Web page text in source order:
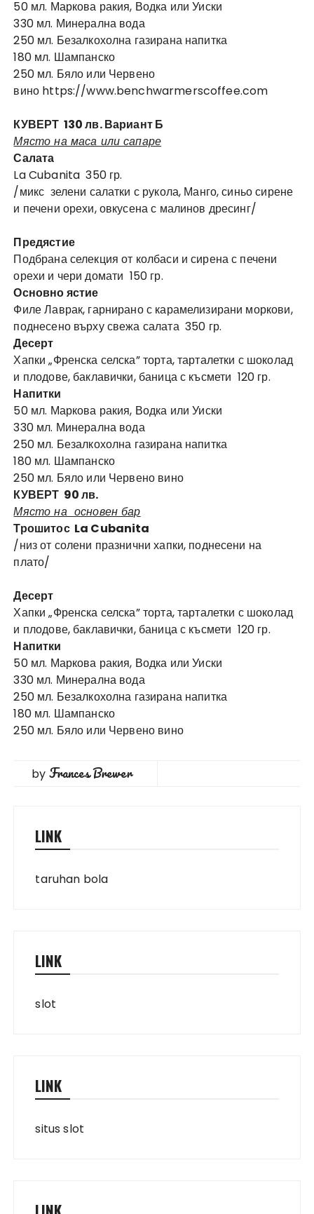
50 мл. Маркова ракия, Водка или Уиски
330 мл. Минерална вода
250 мл. Безалкохолна газирана напитка
180 мл. Шампанско
250 мл. Бяло или Червено
вино https://www.benchwarmerscoffee.com
КУВЕРТ 130 лв. Вариант Б
Място на маса или сапаре
Салата
La Cubanita 350 гр.
/микс зелени салатки с рукола, Манго, синьо сирене
и печени орехи, овкусена с малинов дресинг/
Предястие
Подбрана селекция от колбаси и сирена с печени
орехи и чери домати 150 гр.
Основно ястие
Филе Лаврак, гарнирано с карамелизирани моркови,
поднесено върху свежа салата 350 гр.
Десерт
Хапки „Френска селска” торта, тарталетки с шоколад
и плодове, баклавички, баница с късмети 120 гр.
Напитки
50 мл. Маркова ракия, Водка или Уиски
330 мл. Минерална вода
250 мл. Безалкохолна газирана напитка
180 мл. Шампанско
250 мл. Бяло или Червено вино
КУВЕРТ 90 лв.
Място на основен бар
Трошитос La Cubanita
/низ от солени празнични хапки, поднесени на
плато/
Десерт
Хапки „Френска селска” торта, тарталетки с шоколад
и плодове, баклавички, баница с късмети 120 гр.
Напитки
50 мл. Маркова ракия, Водка или Уиски
330 мл. Минерална вода
250 мл. Безалкохолна газирана напитка
180 мл. Шампанско
250 мл. Бяло или Червено вино
by Frances Brewer
LINK
taruhan bola
LINK
slot
LINK
situs slot